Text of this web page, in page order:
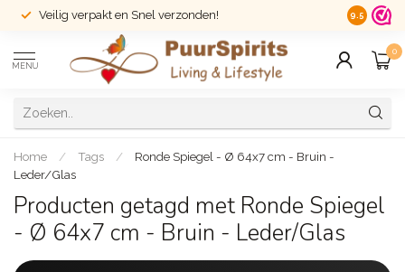
Veilig verpakt en Snel verzonden! 14 dagen
9.5
MENU
0
Home / Tags /
Ronde Spiegel - Ø 64x7 cm - Bruin -
Leder/Glas
Producten getagd met Ronde Spiegel
- Ø 64x7 cm - Bruin - Leder/Glas